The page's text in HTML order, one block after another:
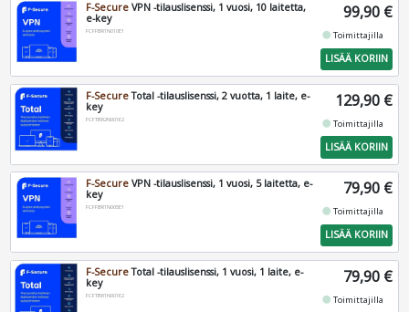
F-Secure VPN -tilauslisenssi, 1 vuosi, 10 laitetta,
e-key
FCFFBR1N010E1
99,90 €
fiber_manual_recordToimittajilla
LISÄÄ KORIIN
F-SecureTotal -tilauslisenssi, 2 vuotta, 1 laite, e-
key
FCFTBR2N001E2
129,90 €
fiber_manual_recordToimittajilla
LISÄÄ KORIIN
F-Secure VPN -tilauslisenssi, 1 vuosi, 5 laitetta, e-
key
FCFFBR1N005E1
79,90 €
fiber_manual_recordToimittajilla
LISÄÄ KORIIN
F-SecureTotal -tilauslisenssi, 1 vuosi, 1 laite, e-
key
FCFTBR1N001E2
79,90 €
fiber_manual_recordToimittajilla